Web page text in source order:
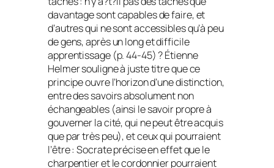
davantage sont capables de faire, et
d’autres qui ne sont accessibles qu’à peu
de gens, après un long et difficile
apprentissage (p. 44-45) ? Étienne
Helmer souligne à juste titre que ce
principe ouvre l’horizon d’une distinction,
entre des savoirs absolument non
échangeables (ainsi le savoir propre à
gouverner la cité, qui ne peut être acquis
que par très peu), et ceux qui pourraient
l’être : Socrate précise en effet que le
charpentier et le cordonnier pourraient